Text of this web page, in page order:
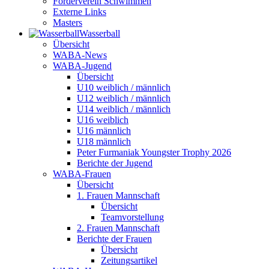
Externe Links
Masters
Wasser­ball
Übersicht
WABA-News
WABA-Jugend
Übersicht
U10 weiblich / männlich
U12 weiblich / männlich
U14 weiblich / männlich
U16 weiblich
U16 männlich
U18 männlich
Peter Furmaniak Youngster Trophy 2026
Berichte der Jugend
WABA-Frauen
Übersicht
1. Frauen Mannschaft
Übersicht
Teamvorstellung
2. Frauen Mannschaft
Berichte der Frauen
Übersicht
Zeitungsartikel